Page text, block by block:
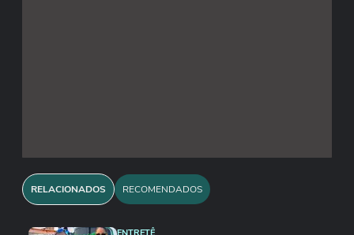
RELACIONADOS RECOMENDADOS